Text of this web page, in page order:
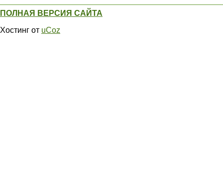
ПОЛНАЯ ВЕРСИЯ САЙТА
Хостинг от uCoz